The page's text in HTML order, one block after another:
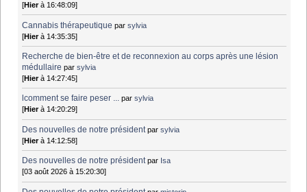
[Hierà 16:48:09]
Cannabis thérapeutique parsylvia
[Hierà 14:35:35]
Recherche de bien-être et de reconnexion au corps après une lésion
médullaire parsylvia
[Hierà 14:27:45]
lcomment se faire peser ... parsylvia
[Hierà 14:20:29]
Des nouvelles de notre président parsylvia
[Hierà 14:12:58]
Des nouvelles de notre président par Isa
[03 août 2026 à 15:20:30]